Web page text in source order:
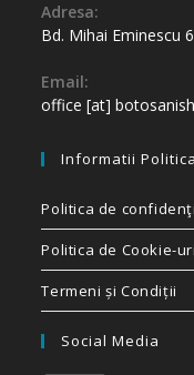
Adresa:
Bd. Mihai Eminescu
Email:
office [at]
Informatii
Politica de
Politica de Cookie-uri
Termeni și Condiții
Social Media